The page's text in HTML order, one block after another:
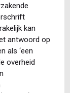
kan
antwoord op
als ‘een
overheid